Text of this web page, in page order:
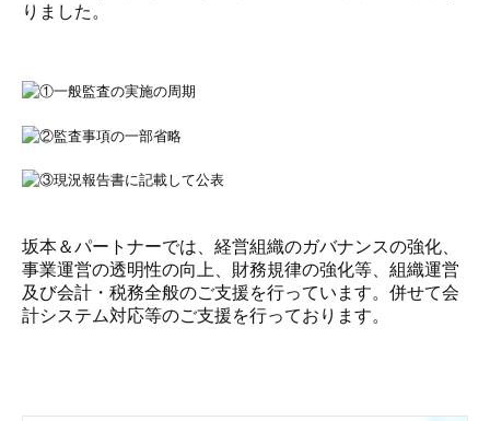
りました。
坂本＆パートナーでは、経営組織のガバナンスの強化、
事業運営の透明性の向上、財務規律の強化等、組織運営
及び会計・税務全般のご支援を行っています。併せて会
計システム対応等のご支援を行っております。